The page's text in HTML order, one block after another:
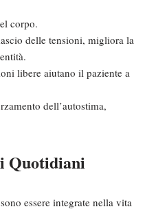
corpo.
delle tensioni, migliora la
libere aiutano il paziente a
dell’autostima,
Quotidiani
essere integrate nella vita